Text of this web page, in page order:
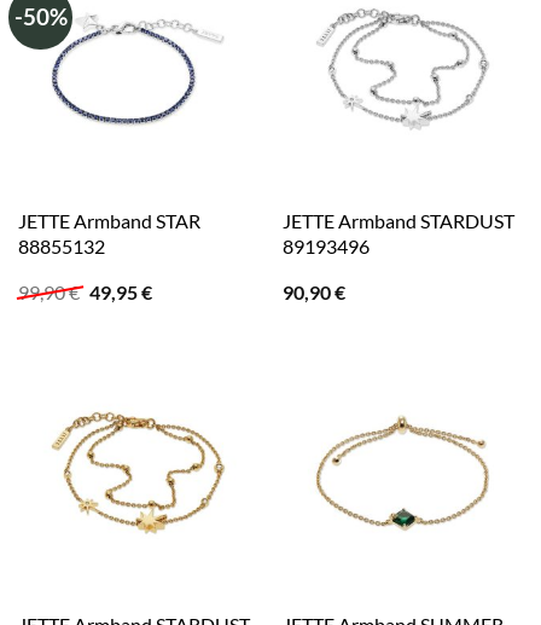
-50%
JETTE Armband STAR
88855132
99,90€ Ursprünglicher
Preis
49,95€Aktueller
JETTE Armband STARDUST
89193496
90,90€